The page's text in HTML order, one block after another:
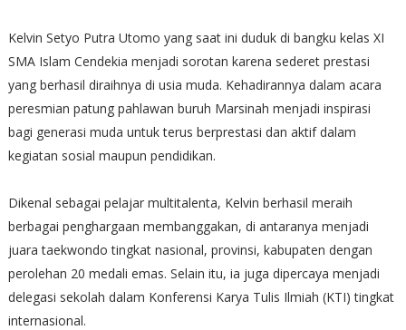
Kelvin Setyo Putra Utomo yang saat ini duduk di bangku kelas XI
SMA Islam Cendekia menjadi sorotan karena sederet prestasi
yang berhasil diraihnya di usia muda. Kehadirannya dalam acara
peresmian patung pahlawan buruh Marsinah menjadi inspirasi
bagi generasi muda untuk terus berprestasi dan aktif dalam
kegiatan sosial maupun pendidikan.
Dikenal sebagai pelajar multitalenta, Kelvin berhasil meraih
berbagai penghargaan membanggakan, di antaranya menjadi
juara taekwondo tingkat nasional, provinsi, kabupaten dengan
perolehan 20 medali emas. Selain itu, ia juga dipercaya menjadi
delegasi sekolah dalam Konferensi Karya Tulis Ilmiah (KTI) tingkat
internasional.